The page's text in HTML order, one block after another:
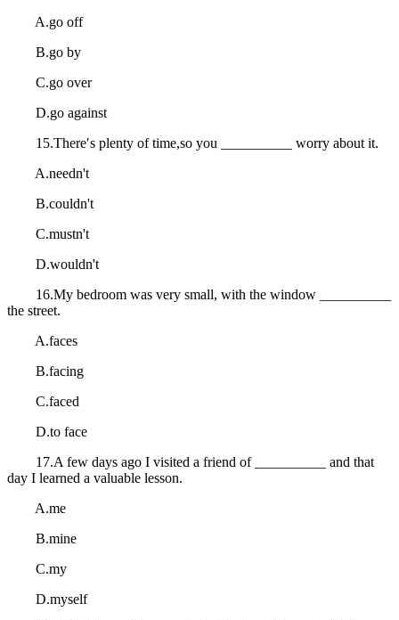
A.go off
B.go by
C.go over
D.go against
15.There′s plenty of time,so you __________ worry about it.
A.needn't
B.couldn't
C.mustn't
D.wouldn't
16.My bedroom was very small, with the window __________
the street.
A.faces
B.facing
C.faced
D.to face
17.A few days ago I visited a friend of __________ and that
day I learned a valuable lesson.
A.me
B.mine
C.my
D.myself